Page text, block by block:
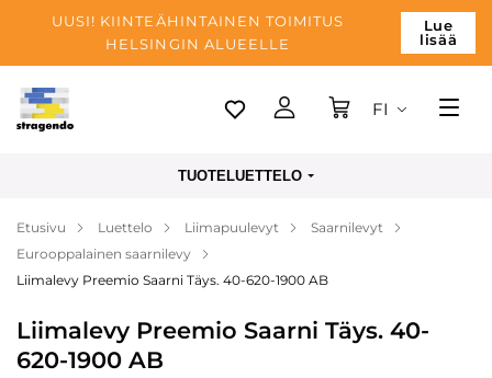
UUSI! KIINTEÄHINTAINEN TOIMITUS
HELSINGIN ALUEELLE
Lue
lisää
Tallinn
Maksu
Yrityksen
Blogi
Yhteystiedot
FI
TUOTELUETTELO
Etusivu Luettelo Liimapuulevyt
Saarnilevyt
Eurooppalainen saarnilevy
Liimalevy Preemio Saarni Täys. 40-620-1900 AB
Liimalevy Preemio Saarni Täys. 40-
620-1900 AB